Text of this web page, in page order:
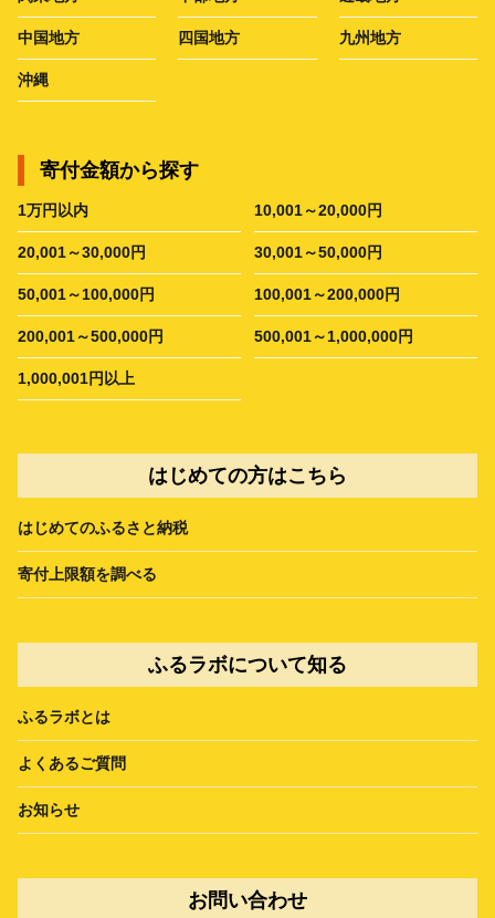
中国地方 四国地方 九州地方
沖縄
寄付金額から探す
1万円以内 10,001～20,000円
20,001～30,000円 30,001～50,000円
50,001～100,000円 100,001～200,000円
200,001～500,000円 500,001～1,000,000円
1,000,001円以上
はじめての方はこちら
はじめてのふるさと納税
寄付上限額を調べる
ふるラボについて知る
ふるラボとは
よくあるご質問
お知らせ
お問い合わせ